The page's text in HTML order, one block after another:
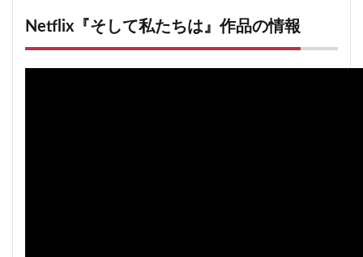
4.5 チェマ
Netflix『そして私たちは』作品の情報